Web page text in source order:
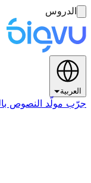
الدروس
العربية
جرّب مولّد النصوص